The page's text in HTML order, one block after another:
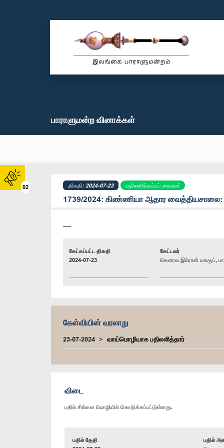
02
பாராளுமன்ற வினாக்கள்
திகதி: 2024-07-23 பதிலளிக்கப்பட்டவைகள்
1739/2024: கிண்ணியா ஆதார வைத்தியசாலை:
----
கேட்கப்பட்ட திகதி
2024-07-23
கேட்டவர்
கௌரவ இம்ரான் மகரூப்,
கேள்வியின் வரலாறு
23-07-2024 வாய்மொழியாக பதிலளித்தார்
விடை
பதில் சிங்கள மொழியில் கொடுக்கப்பட்டுள்ளது.
பதில் தேதி
பதில்